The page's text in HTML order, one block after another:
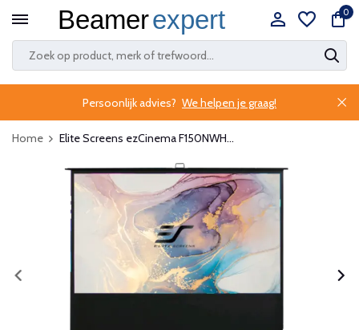
0
Persoonlijk advies? We helpen je graag!
Home Elite Screens ezCinema F150NWH...